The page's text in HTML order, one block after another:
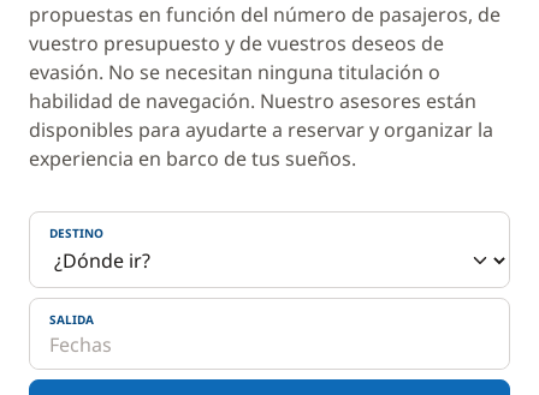
propuestas en función del número de pasajeros, de
vuestro presupuesto y de vuestros deseos de
evasión. No se necesitan ninguna titulación o
habilidad de navegación. Nuestro asesores están
disponibles para ayudarte a reservar y organizar la
experiencia en barco de tus sueños.
DESTINO
SALIDA